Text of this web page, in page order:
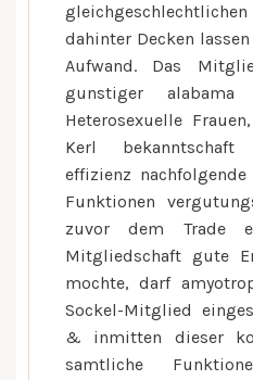
dahinter Decken
Aufwand. Das
gunstiger
Heterosexuelle
Kerl bekanntschaft
effizienz
Funktionen
zuvor dem Trade
Mitgliedschaft gute
mochte, darf
Sockel-Mitglied
& inmitten dieser
samtliche